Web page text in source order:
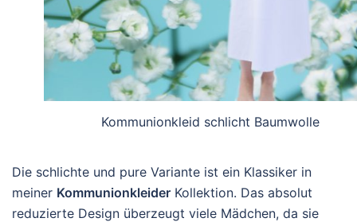
Kommunionkleid schlicht Baumwolle
Die schlichte und pure Variante ist ein Klassiker in
meiner Kommunionkleider Kollektion. Das absolut
reduzierte Design überzeugt viele Mädchen, da sie